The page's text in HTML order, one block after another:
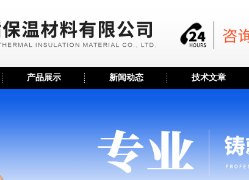
产品展示 新闻动态 技术文章